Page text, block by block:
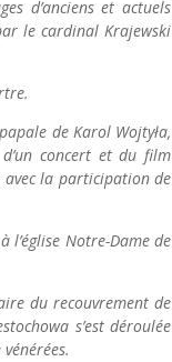
d’anciens et actuels
le cardinal Krajewski
de Karol Wojtyła,
concert et du film
avec la participation de
l’église Notre-Dame de
du recouvrement de
s’est déroulée